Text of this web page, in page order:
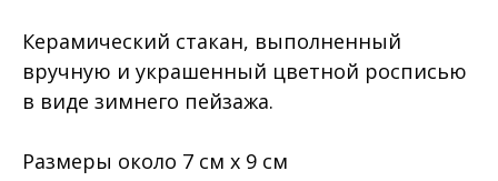
Керамический стакан, выполненный
вручную и украшенный цветной росписью
в виде зимнего пейзажа.
Размеры около 7 см х 9 см